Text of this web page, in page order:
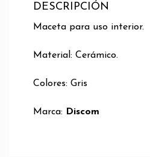
DESCRIPCIÓN
Maceta para uso interior.
Material: Cerámico.
Colores: Gris
Marca: Discom